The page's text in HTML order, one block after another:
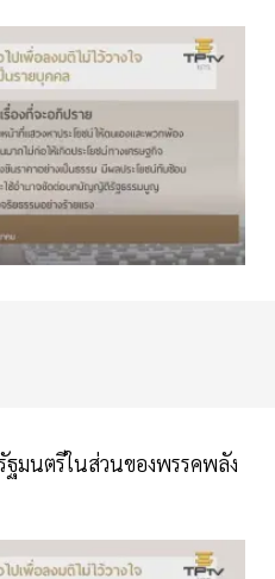
มนตรีในส่วนของพรรคพลัง